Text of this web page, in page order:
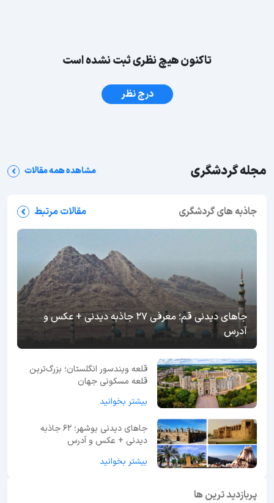
تاکنون هیچ نظری ثبت نشده است
درج نظر
مجله گردشگری مشاهده همه مقالات
جاذبه های گردشگری مقالات مرتبط
جاهای دیدنی قم؛ معرفی 27 جاذبه دیدنی + عکس و
آدرس
قلعه ویندسور انگلستان؛ بزرگ‌ترین
قلعه مسکونی جهان
بیشتر بخوانید
جاهای دیدنی بوشهر؛ 62 جاذبه
دیدنی + عکس و آدرس
بیشتر بخوانید
پربازدید ترین ها